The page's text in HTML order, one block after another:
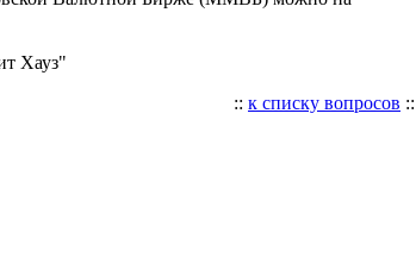
Хауз"
:: к списку вопросов ::